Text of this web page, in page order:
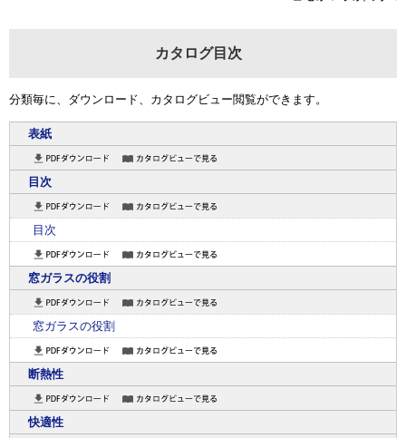
カタログ目次
表紙
目次
目次
窓ガラスの役割
窓ガラスの役割
断熱性
快適性